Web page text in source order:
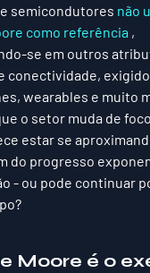
semicondutores não
como referência ,
se em outros
conectividade,
wearables e muito
o setor muda de
estar se
do progresso
- ou pode continuar
Moore é o